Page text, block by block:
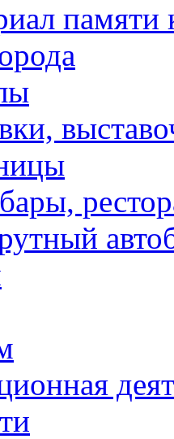
памяти